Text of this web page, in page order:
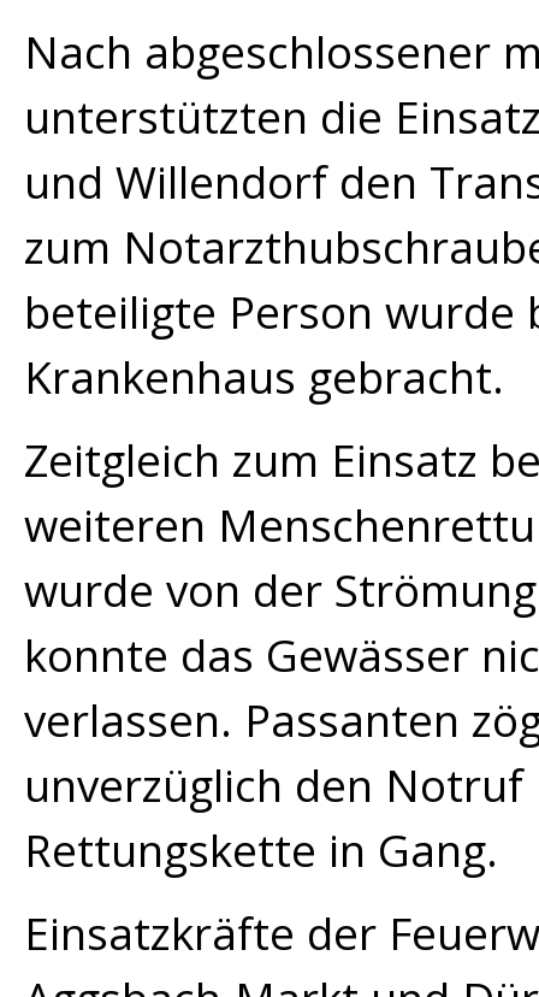
Nach abgeschlossener
unterstützten die
und Willendorf den
zum
beteiligte Person wurde
Krankenhaus gebracht.
Zeitgleich zum Einsatz
weiteren
wurde von der
konnte das Gewässer
verlassen. Passanten
unverzüglich den
Rettungskette in Gang.
Einsatzkräfte der